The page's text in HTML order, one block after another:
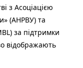
з Асоціацією
(АНРВУ) та
за підтримки
відображають